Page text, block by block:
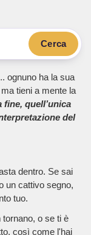
Cerca
ognuno ha la sua
tieni a mente la
fine, quell’unica
del
dentro. Se sai
un cattivo segno,
tuo.
o se ti è
così come l'hai